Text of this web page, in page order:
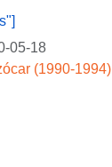
05-18
(1990-1994)